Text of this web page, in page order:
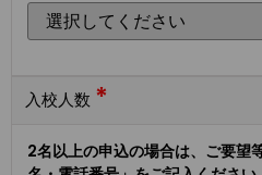
入校人数 *
2名以上の申込の場合は、ご要望